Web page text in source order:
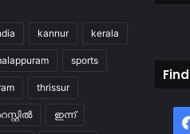
kannur kerala
sports
thrissur
ഇന്ന്